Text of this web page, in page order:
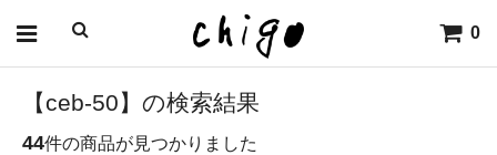
0
【ceb-50】の検索結果
44件の商品が見つかりました